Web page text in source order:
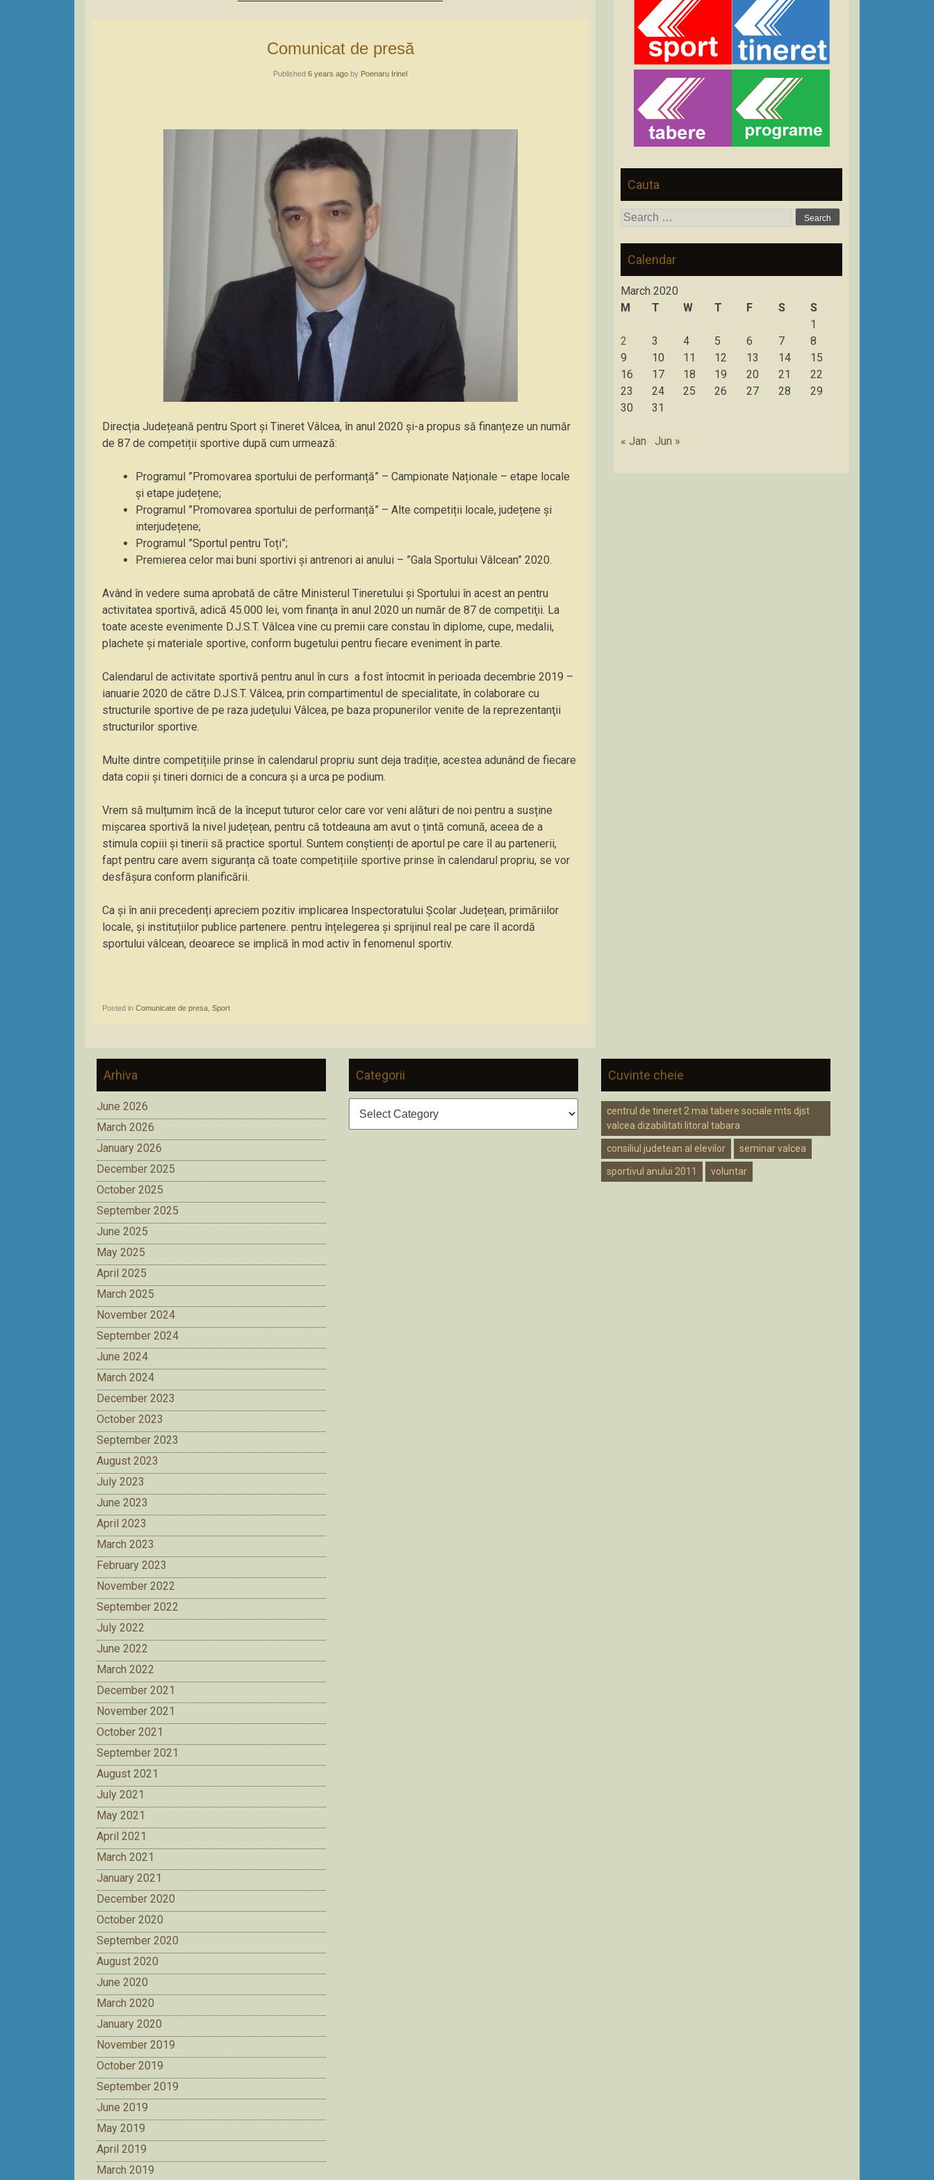
Comunicat de presă
Published 6 years ago by Poenaru Irinel
Direcția Județeană pentru Sport și Tineret Vâlcea, în anul 2020 și-a propus să finanțeze un număr
de 87 de competiții sportive după cum urmează:
Programul ”Promovarea sportului de performanță” – Campionate Naționale – etape locale
și etape județene;
Programul ”Promovarea sportului de performanță” – Alte competiții locale, județene și
interjudețene;
Programul ”Sportul pentru Toți”;
Premierea celor mai buni sportivi și antrenori ai anului – ”Gala Sportului Vâlcean” 2020.
Având în vedere suma aprobată de către Ministerul Tineretului și Sportului în acest an pentru
activitatea sportivă, adică 45.000 lei, vom finanţa în anul 2020 un număr de 87 de competiţii. La
toate aceste evenimente D.J.S.T. Vâlcea vine cu premii care constau în diplome, cupe, medalii,
plachete și materiale sportive, conform bugetului pentru fiecare eveniment în parte.
Calendarul de activitate sportivă pentru anul în curs a fost întocmit în perioada decembrie 2019 –
ianuarie 2020 de către D.J.S.T. Vâlcea, prin compartimentul de specialitate, în colaborare cu
structurile sportive de pe raza judeţului Vâlcea, pe baza propunerilor venite de la reprezentanţii
structurilor sportive.
Multe dintre competițiile prinse în calendarul propriu sunt deja tradiție, acestea adunând de fiecare
data copii și tineri dornici de a concura și a urca pe podium.
Vrem să mulțumim încă de la început tuturor celor care vor veni alături de noi pentru a susține
mișcarea sportivă la nivel județean, pentru că totdeauna am avut o țintă comună, aceea de a
stimula copiii și tinerii să practice sportul. Suntem conștienți de aportul pe care îl au partenerii,
fapt pentru care avem siguranța că toate competițiile sportive prinse în calendarul propriu, se vor
desfășura conform planificării.
Ca și în anii precedenți apreciem pozitiv implicarea Inspectoratului Școlar Județean, primăriilor
locale, și instituțiilor publice partenere. pentru înțelegerea și sprijinul real pe care îl acordă
sportului vâlcean, deoarece se implică în mod activ în fenomenul sportiv.
Posted in Comunicate de presa Sport
Cauta
Search
Calendar
March 2020
M
T W T F S
S
1
2
3 4 5 6 7
8
9
10 11 12 13 14
15
16
17 18 19 20 21
22
23
24 25 26 27 28
29
30
31
« Jan Jun »
Arhiva
June 2026
March 2026
January 2026
December 2025
October 2025
September 2025
June 2025
May 2025
April 2025
March 2025
November 2024
September 2024
June 2024
March 2024
December 2023
October 2023
September 2023
August 2023
July 2023
June 2023
April 2023
March 2023
February 2023
November 2022
September 2022
July 2022
June 2022
March 2022
December 2021
November 2021
October 2021
September 2021
August 2021
July 2021
May 2021
April 2021
March 2021
January 2021
December 2020
October 2020
September 2020
August 2020
June 2020
March 2020
January 2020
November 2019
October 2019
September 2019
June 2019
May 2019
April 2019
March 2019
Categorii Cuvinte cheie
centrul de tineret 2 mai tabere sociale mts djst
valcea dizabilitati litoral tabara
consiliul judetean al elevilor seminar valcea
sportivul anului 2011 voluntar